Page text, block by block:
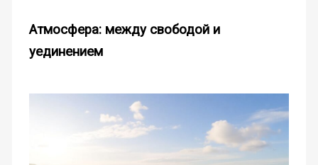
Атмосфера: между свободой и
уединением